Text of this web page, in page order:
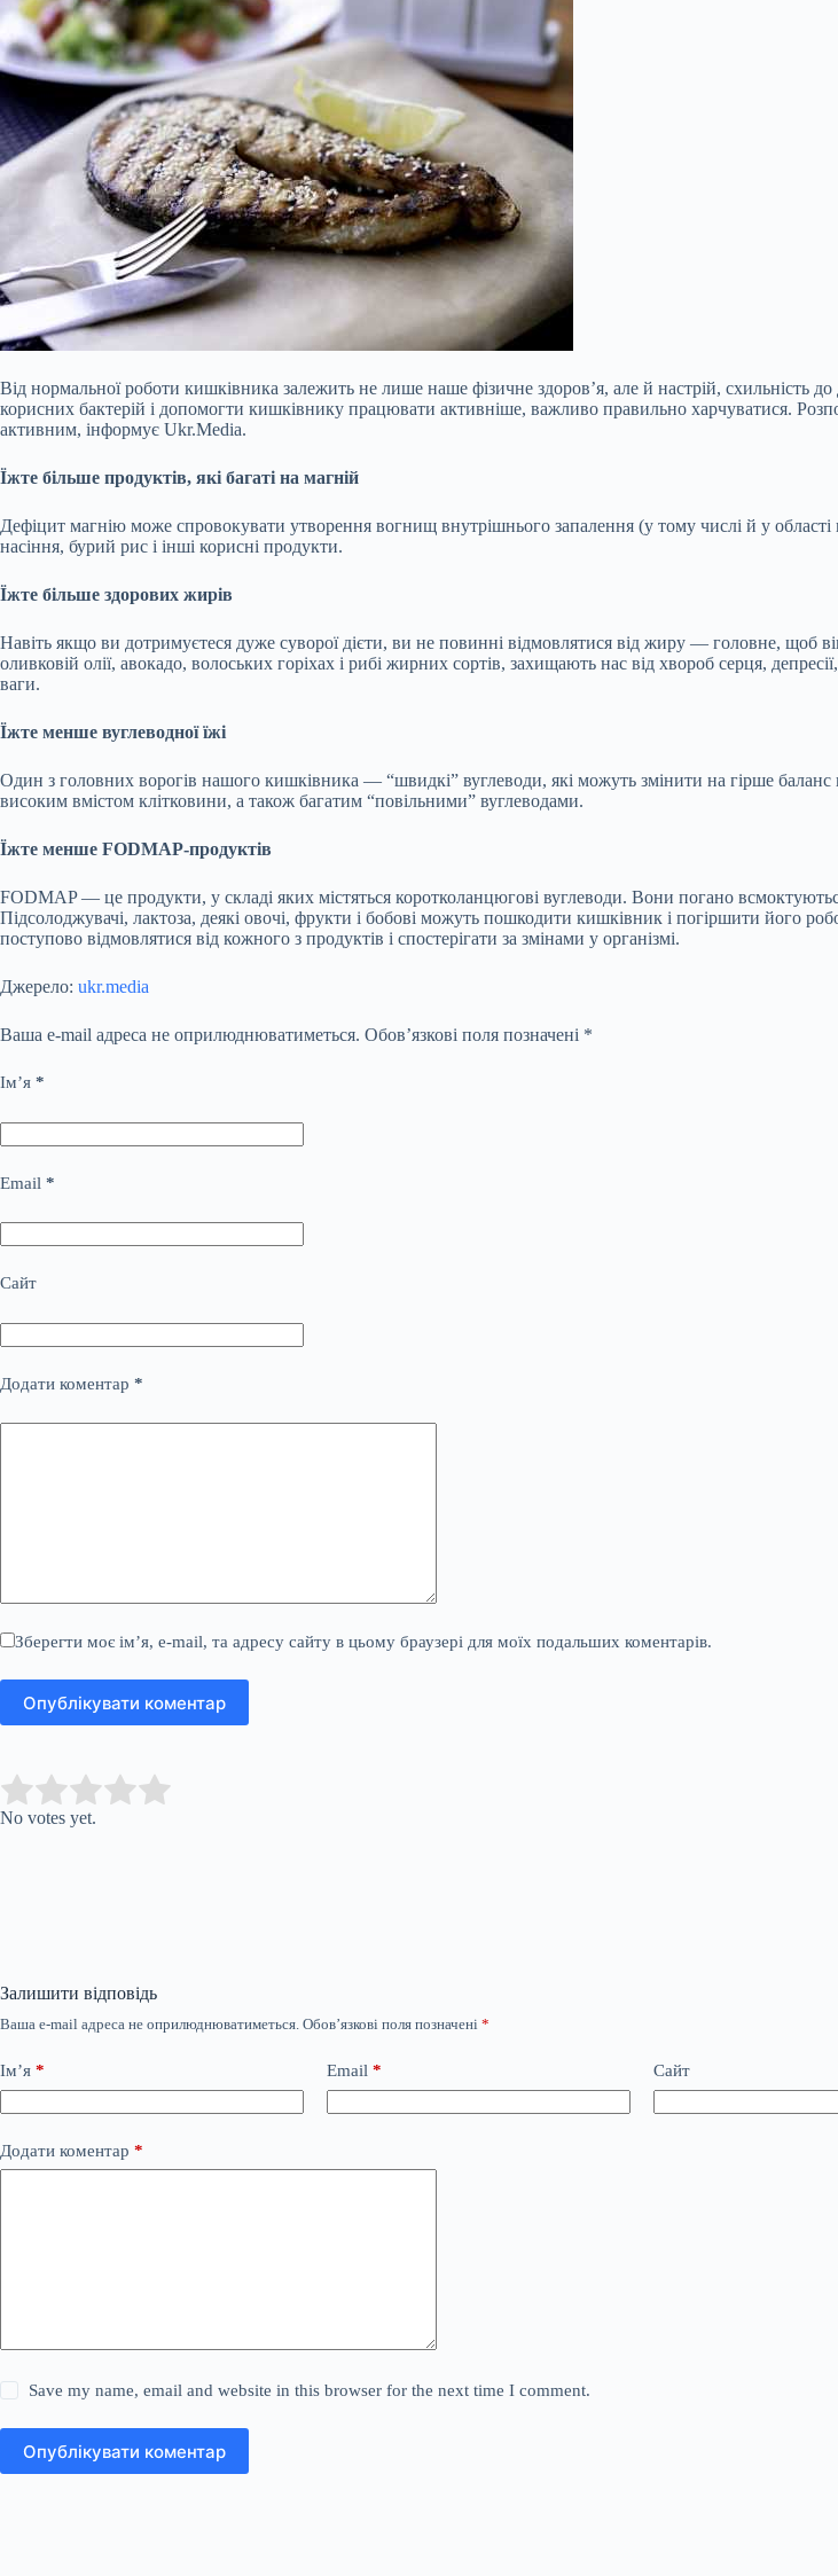
Від нормальної роботи кишківника залежить не лише наше фізичне здоров’я, але й настрій, схильність до
корисних бактерій і допомогти кишківнику працювати активніше, важливо правильно харчуватися.
активним, інформує Ukr.Media.
Їжте більше продуктів, які багаті на магній
Дефіцит магнію може спровокувати утворення вогнищ внутрішнього запалення (у тому числі й у
насіння, бурий рис і інші корисні продукти.
Їжте більше здорових жирів
Навіть якщо ви дотримуєтеся дуже суворої дієти, ви не повинні відмовлятися від жиру — головне, щоб
оливковій олії, авокадо, волоських горіхах і рибі жирних сортів, захищають нас від хвороб серця,
ваги.
Їжте менше вуглеводної їжі
Один з головних ворогів нашого кишківника — “швидкі” вуглеводи, які можуть змінити на гірше
високим вмістом клітковини, а також багатим “повільними” вуглеводами.
Їжте менше FODMAP-продуктів
FODMAP — це продукти, у складі яких містяться коротколанцюгові вуглеводи. Вони погано
Підсолоджувачі, лактоза, деякі овочі, фрукти і бобові можуть пошкодити кишківник і погіршити його
поступово відмовлятися від кожного з продуктів і спостерігати за змінами у організмі.
Джерело: ukr.media
Ваша e-mail адреса не оприлюднюватиметься. Обов’язкові поля позначені *
Ім’я *
Email *
Сайт
Додати коментар *
Зберегти моє ім’я, e-mail, та адресу сайту в цьому браузері для моїх подальших коментарів.
Опублікувати коментар
Rate this item:
No votes yet.
Залишити відповідь
Ваша e-mail адреса не оприлюднюватиметься. Обов’язкові поля позначені *
Ім’я * Email * Сайт
Додати коментар *
Save my name, email and website in this browser for the next time I comment.
Опублікувати коментар